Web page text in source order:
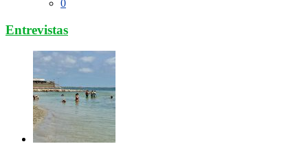
0
Entrevistas